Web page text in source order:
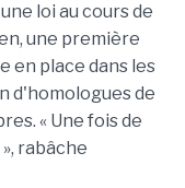
loi au cours de
une première
en place dans les
d'homologues de
« Une fois de
rabâche